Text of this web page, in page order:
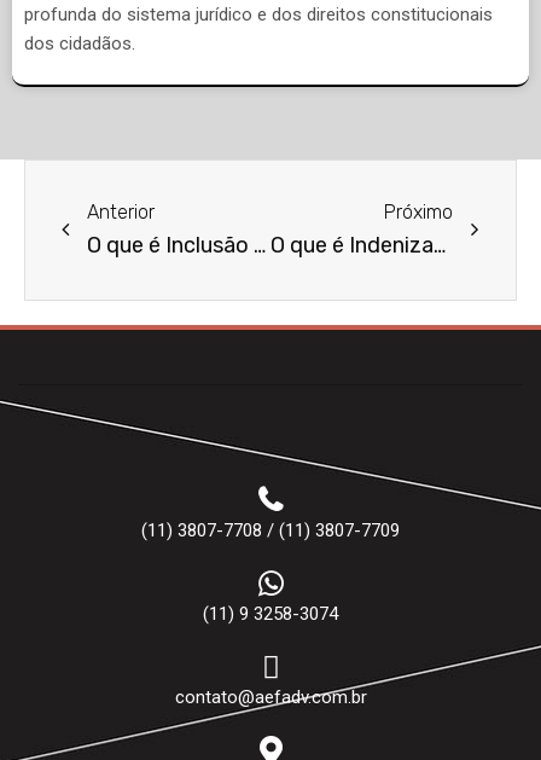
profunda do sistema jurídico e dos direitos constitucionais
dos cidadãos.
Anterior
O que é Inclusão Indevida no SPC/Serasa?
Próximo
O que é Indenização por Danos Morais?
(11) 3807-7708 / (11) 3807-7709
(11) 9 3258-3074
contato@aefadv.com.br